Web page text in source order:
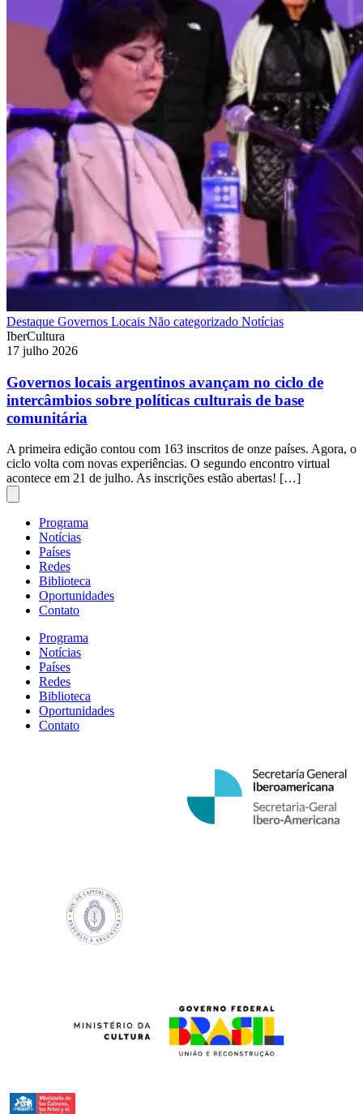
Destaque Governos Locais Não categorizado Notícias
IberCultura
17 julho 2026
Governos locais argentinos avançam no ciclo de
intercâmbios sobre políticas culturais de base
comunitária
A primeira edição contou com 163 inscritos de onze países. Agora, o
ciclo volta com novas experiências. O segundo encontro virtual
acontece em 21 de julho. As inscrições estão abertas! […]
Programa
Notícias
Países
Redes
Biblioteca
Oportunidades
Contato
Programa
Notícias
Países
Redes
Biblioteca
Oportunidades
Contato